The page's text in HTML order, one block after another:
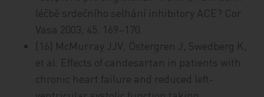
léčbě srdečního selhání inhibitory ACE? Cor
Vasa 2003; 45: 169–170.
[16] McMurray JJV, Östergren J, Swedberg K,
et al. Effects of candesartan in patients with
chronic heart failure and reduced left-